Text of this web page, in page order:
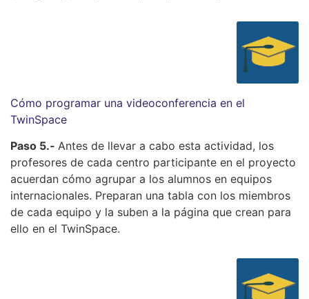
Cómo programar una videoconferencia en el
TwinSpace
Paso 5.- Antes de llevar a cabo esta actividad, los
profesores de cada centro participante en el proyecto
acuerdan cómo agrupar a los alumnos en equipos
internacionales. Preparan una tabla con los miembros
de cada equipo y la suben a la página que crean para
ello en el TwinSpace.